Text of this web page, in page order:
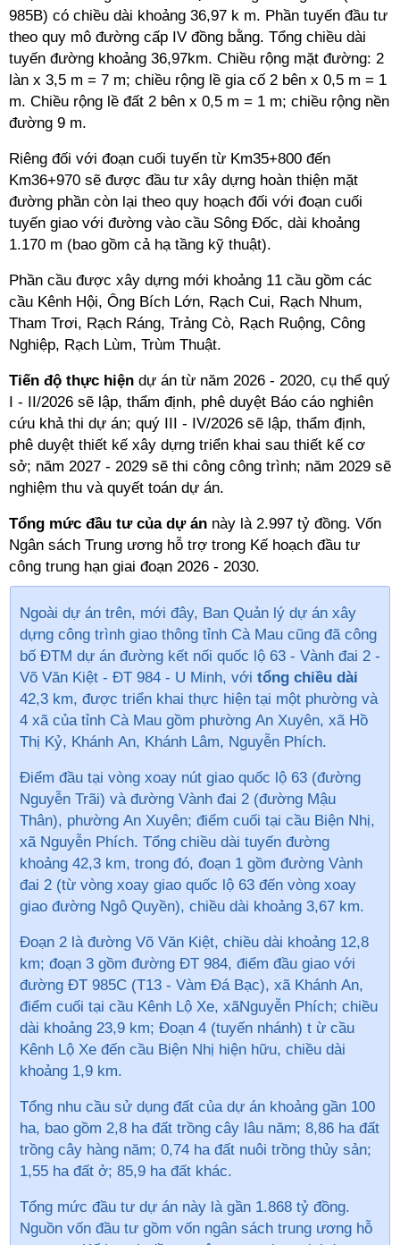
985B) có chiều dài khoảng 36,97 k m. Phần tuyến đầu tư
theo quy mô đường cấp IV đồng bằng. Tổng chiều dài
tuyến đường khoảng 36,97km. Chiều rộng mặt đường: 2
làn x 3,5 m = 7 m; chiều rộng lề gia cố 2 bên x 0,5 m = 1
m. Chiều rộng lề đất 2 bên x 0,5 m = 1 m; chiều rộng nền
đường 9 m.
Riêng đối với đoạn cuối tuyến từ Km35+800 đến
Km36+970 sẽ được đầu tư xây dựng hoàn thiện mặt
đường phần còn lại theo quy hoạch đối với đoạn cuối
tuyến giao với đường vào cầu Sông Đốc, dài khoảng
1.170 m (bao gồm cả hạ tầng kỹ thuật).
Phần cầu được xây dựng mới khoảng 11 cầu gồm các
cầu Kênh Hội, Ông Bích Lớn, Rạch Cui, Rạch Nhum,
Tham Trơi, Rạch Ráng, Trảng Cò, Rạch Ruộng, Công
Nghiệp, Rạch Lùm, Trùm Thuật.
Tiến độ thực hiện dự án từ năm 2026 - 2020, cụ thể quý
I - II/2026 sẽ lập, thẩm định, phê duyệt Báo cáo nghiên
cứu khả thi dự án; quý III - IV/2026 sẽ lập, thẩm định,
phê duyệt thiết kế xây dựng triển khai sau thiết kế cơ
sở; năm 2027 - 2029 sẽ thi công công trình; năm 2029 sẽ
nghiệm thu và quyết toán dự án.
Tổng mức đầu tư của dự án này là 2.997 tỷ đồng. Vốn
Ngân sách Trung ương hỗ trợ trong Kế hoạch đầu tư
công trung hạn giai đoạn 2026 - 2030.
Ngoài dự án trên, mới đây, Ban Quản lý dự án xây
dựng công trình giao thông tỉnh Cà Mau cũng đã công
bố ĐTM dự án đường kết nối quốc lộ 63 - Vành đai 2 -
Võ Văn Kiệt - ĐT 984 - U Minh, với tổng chiều dài
42,3 km, được triển khai thực hiện tại một phường và
4 xã của tỉnh Cà Mau gồm phường An Xuyên, xã Hồ
Thị Kỷ, Khánh An, Khánh Lâm, Nguyễn Phích.
Điểm đầu tại vòng xoay nút giao quốc lộ 63 (đường
Nguyễn Trãi) và đường Vành đai 2 (đường Mậu
Thân), phường An Xuyên; điểm cuối tại cầu Biện Nhị,
xã Nguyễn Phích. Tổng chiều dài tuyến đường
khoảng 42,3 km, trong đó, đoạn 1 gồm đường Vành
đai 2 (từ vòng xoay giao quốc lộ 63 đến vòng xoay
giao đường Ngô Quyền), chiều dài khoảng 3,67 km.
Đoạn 2 là đường Võ Văn Kiệt, chiều dài khoảng 12,8
km; đoạn 3 gồm đường ĐT 984, điểm đầu giao với
đường ĐT 985C (T13 - Vàm Đá Bạc), xã Khánh An,
điểm cuối tại cầu Kênh Lộ Xe, xãNguyễn Phích; chiều
dài khoảng 23,9 km; Đoạn 4 (tuyến nhánh) t ừ cầu
Kênh Lộ Xe đến cầu Biện Nhị hiện hữu, chiều dài
khoảng 1,9 km.
Tổng nhu cầu sử dụng đất của dự án khoảng gần 100
ha, bao gồm 2,8 ha đất trồng cây lâu năm; 8,86 ha đất
trồng cây hàng năm; 0,74 ha đất nuôi trồng thủy sản;
1,55 ha đất ở; 85,9 ha đất khác.
Tổng mức đầu tư dự án này là gần 1.868 tỷ đồng.
Nguồn vốn đầu tư gồm vốn ngân sách trung ương hỗ